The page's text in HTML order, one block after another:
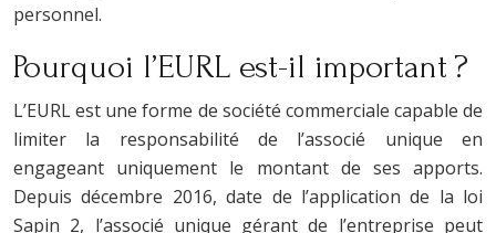
personnel.
Pourquoi l’EURL est-il important ?
L’EURL est une forme de société commerciale capable de
limiter la responsabilité de l’associé unique en
engageant uniquement le montant de ses apports.
Depuis décembre 2016, date de l’application de la loi
Sapin 2, l’associé unique gérant de l’entreprise peut